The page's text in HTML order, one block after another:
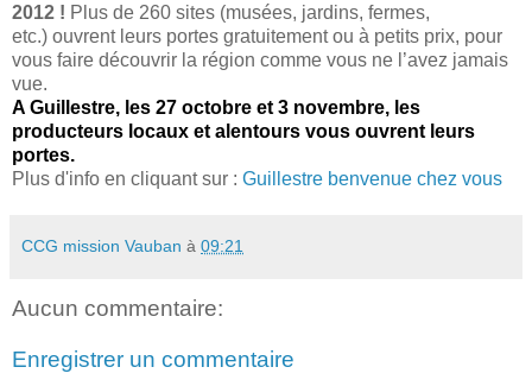
2012 ! Plus de 260 sites (musées, jardins, fermes,
etc.) ouvrent leurs portes gratuitement ou à petits prix, pour
vous faire découvrir la région comme vous ne l’avez jamais
vue.
A Guillestre, les 27 octobre et 3 novembre, les
producteurs locaux et alentours vous ouvrent leurs
portes.
Plus d'info en cliquant sur : Guillestre benvenue chez vous
CCG mission Vauban à 09:21
Aucun commentaire:
Enregistrer un commentaire